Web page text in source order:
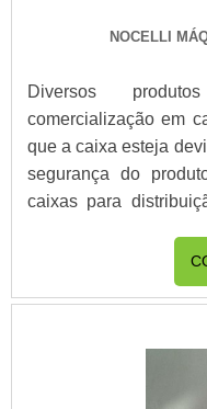
NOCELLI
Diversos
comercialização em
que a caixa esteja
segurança do
caixas para
de papelão.
para a sua
padrões de